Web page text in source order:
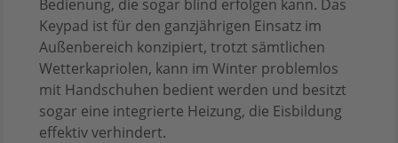
Bedienung, die sogar blind erfolgen kann. Das
Keypad ist für den ganzjährigen Einsatz im
Außenbereich konzipiert, trotzt sämtlichen
Wetterkapriolen, kann im Winter problemlos
mit Handschuhen bedient werden und besitzt
sogar eine integrierte Heizung, die Eisbildung
effektiv verhindert.